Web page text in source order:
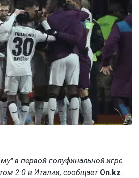
в первой полуфинальной игре
2:0 в Италии, сообщает On.kz.